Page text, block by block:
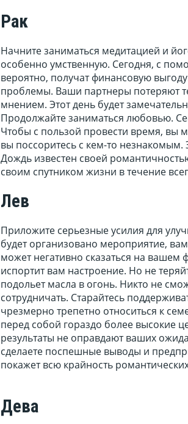
Рак
Начните заниматься медитацией и
особенно умственную. Сегодня, с
вероятно, получат финансовую
проблемы. Ваши партнеры потеряют
мнением. Этот день будет
Продолжайте заниматься любовью.
Чтобы с пользой провести время, вы
вы поссоритесь с кем-то
Дождь известен своей
своим спутником жизни в течение
Лев
Приложите серьезные усилия для
будет организовано мероприятие,
может негативно сказаться на вашем
испортит вам настроение. Но не
подольет масла в огонь. Никто не
сотрудничать. Старайтесь
чрезмерно трепетно относиться к
перед собой гораздо более высокие
результаты не оправдают ваших
сделаете поспешные выводы и
покажет всю крайность
Дева